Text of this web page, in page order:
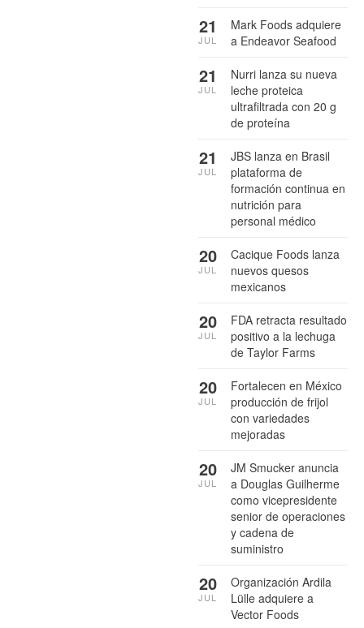
Mark Foods adquiere
a Endeavor Seafood
21
JUL
Nurri lanza su nueva
leche proteica
ultrafiltrada con 20 g
de proteína
21
JUL
JBS lanza en Brasil
plataforma de
formación continua en
nutrición para
personal médico
21
JUL
Cacique Foods lanza
nuevos quesos
mexicanos
20
JUL
FDA retracta resultado
positivo a la lechuga
de Taylor Farms
20
JUL
Fortalecen en México
producción de frijol
con variedades
mejoradas
20
JUL
JM Smucker anuncia
a Douglas Guilherme
como vicepresidente
senior de operaciones
y cadena de
suministro
20
JUL
Organización Ardila
Lülle adquiere a
Vector Foods
20
JUL